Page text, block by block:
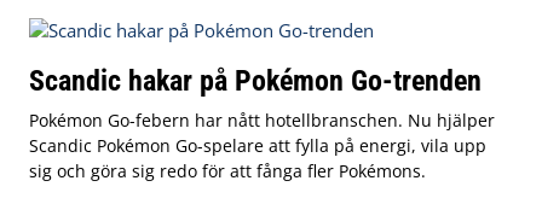
Scandic hakar på Pokémon Go-trenden
Pokémon Go-febern har nått hotellbranschen. Nu hjälper
Scandic Pokémon Go-spelare att fylla på energi, vila upp
sig och göra sig redo för att fånga fler Pokémons.